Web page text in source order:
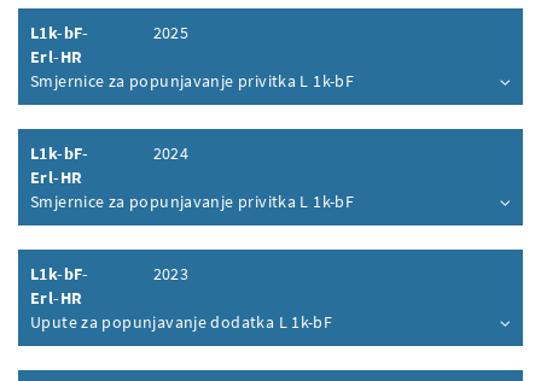
L1k-bF-
Erl-HR
2025
Smjernice za popunjavanje privitka L 1k-bF
Inhalt aufklappen
L1k-bF-
Erl-HR
2024
Smjernice za popunjavanje privitka L 1k-bF
Inhalt aufklappen
L1k-bF-
Erl-HR
2023
Upute za popunjavanje dodatka L 1k-bF
Inhalt aufklappen